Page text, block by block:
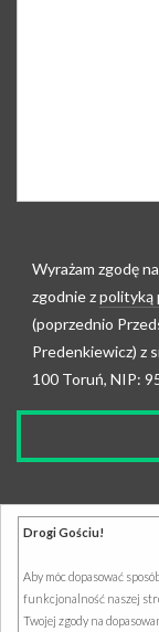
Wyrażam zgodę
zgodnie zpolityką
(poprzednio
Predenkiewicz) z
100 Toruń, NIP:
Drogi Gościu!
Aby móc dopasować
funkcjonalność naszej
Twojej zgody na